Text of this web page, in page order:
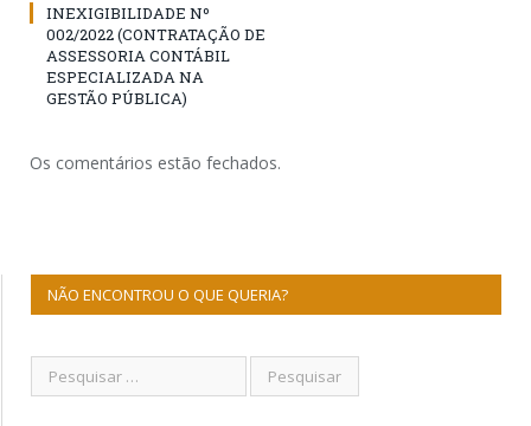
INEXIGIBILIDADE Nº
002/2022 (CONTRATAÇÃO DE
ASSESSORIA CONTÁBIL
ESPECIALIZADA NA
GESTÃO PÚBLICA)
Os comentários estão fechados.
NÃO ENCONTROU O QUE QUERIA?